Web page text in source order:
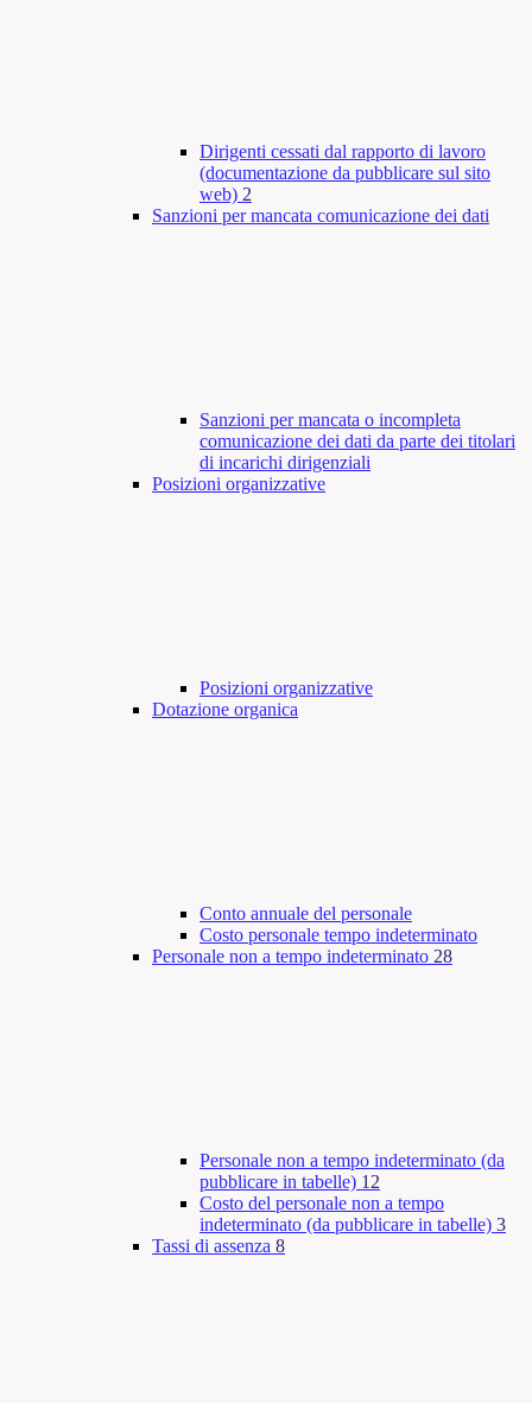
Dirigenti cessati dal rapporto di lavoro
(documentazione da pubblicare sul sito
web) 2
Sanzioni per mancata comunicazione dei dati
Sanzioni per mancata o incompleta
comunicazione dei dati da parte dei titolari
di incarichi dirigenziali
Posizioni organizzative
Posizioni organizzative
Dotazione organica
Conto annuale del personale
Costo personale tempo indeterminato
Personale non a tempo indeterminato 28
Personale non a tempo indeterminato (da
pubblicare in tabelle) 12
Costo del personale non a tempo
indeterminato (da pubblicare in tabelle) 3
Tassi di assenza 8